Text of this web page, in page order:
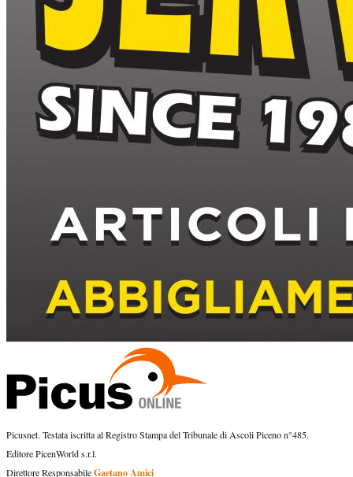
Picusnet. Testata iscritta al Registro Stampa del Tribunale di Ascoli Piceno n°485.
Editore PicenWorld s.r.l.
Direttore ResponsabileGaetano Amici